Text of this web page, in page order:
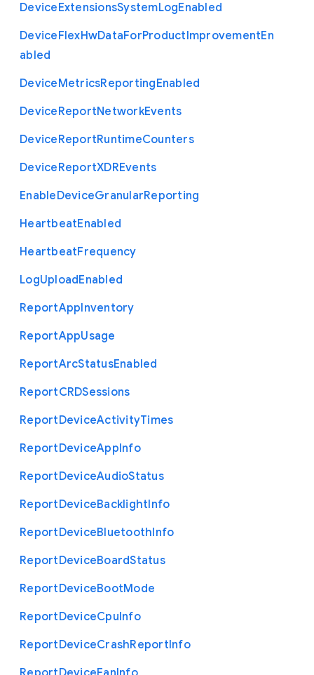
DeviceExtensionsSystemLogEnabled
DeviceFlexHwDataForProductImprovementEn
abled
DeviceMetricsReportingEnabled
DeviceReportNetworkEvents
DeviceReportRuntimeCounters
DeviceReportXDREvents
EnableDeviceGranularReporting
HeartbeatEnabled
HeartbeatFrequency
LogUploadEnabled
ReportAppInventory
ReportAppUsage
ReportArcStatusEnabled
ReportCRDSessions
ReportDeviceActivityTimes
ReportDeviceAppInfo
ReportDeviceAudioStatus
ReportDeviceBacklightInfo
ReportDeviceBluetoothInfo
ReportDeviceBoardStatus
ReportDeviceBootMode
ReportDeviceCpuInfo
ReportDeviceCrashReportInfo